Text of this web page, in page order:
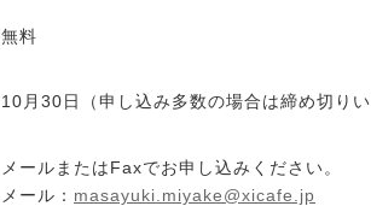
無料
10月30日（申し込み多数の場合は締め切りい
メールまたはFaxでお申し込みください。
メール： masayuki.miyake@xicafe.jp